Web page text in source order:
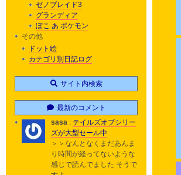
ゼノブレイド3
グランディア
ぽこ あ ポケモン
その他
ドット絵
カテゴリ別日記ログ
サイト内検索
最新のコメント
sasa : テイルズオブシリー
ズが大型セール中
＞＞なんとなくまだあんま
り時間が経ってないような
感じで読んでました そうで